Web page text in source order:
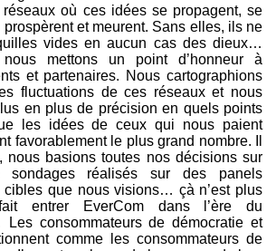
où ces idées se propagent, se
et meurent. Sans elles, ils ne
vides en aucun cas des dieux…
mettons un point d’honneur à
et partenaires. Nous cartographions
fluctuations de ces réseaux et nous
en plus de précision en quels points
les idées de ceux qui nous paient
favorablement le plus grand nombre. Il
nous basions toutes nos décisions sur
sondages réalisés sur des panels
cibles que nous visions… çà n’est plus
entrer EverCom dans l’ère du
Les consommateurs de démocratie et
comme les consommateurs de